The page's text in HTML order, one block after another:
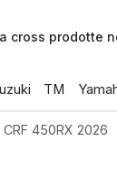
cross prodotte
TM
CRF 450RX 2026